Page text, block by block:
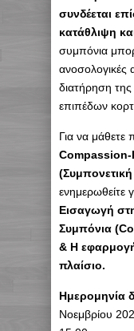
συνδέεται
κατάθλιψη
συμπόνια
ανοσολογικές
διατήρηση
επιπέδων
Για να μάθετε
ενημερωθείτε
Εισαγωγή
Συμπόνια
& Η
πλαίσιο.
Ημερομηνία
Νοεμβρίου